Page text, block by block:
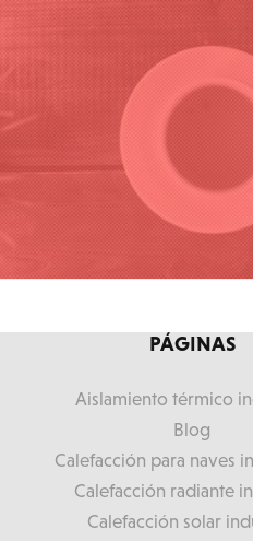
PÁGINAS
Aislamiento térmico
Blog
Calefacción para naves
Calefacción radiante
Calefacción solar